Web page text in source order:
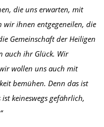
die uns erwarten, mit
wir ihnen entgegeneilen, die
Gemeinschaft der Heiligen
auch ihr Glück. Wir
wollen uns auch mit
bemühen. Denn das ist
keineswegs gefährlich,